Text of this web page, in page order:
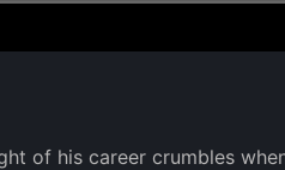
of his career crumbles